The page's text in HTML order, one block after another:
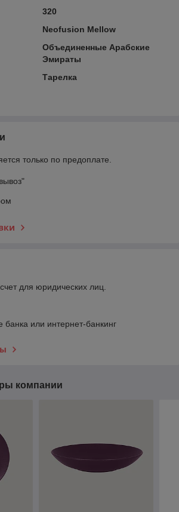
320
Neofusion Mellow
Объединенные Арабские
Эмираты
Тарелка
только по предоплате.
для юридических лиц.
банка или интернет-банкинг
компании